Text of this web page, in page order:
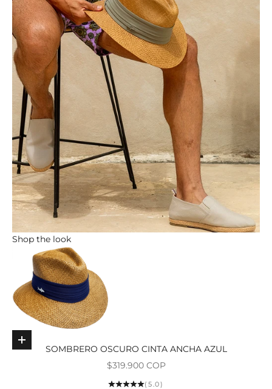
Shop the look
Elige opciones
SOMBRERO OSCURO CINTA ANCHA AZUL
Precio de oferta
$319.900 COP
(5.0)